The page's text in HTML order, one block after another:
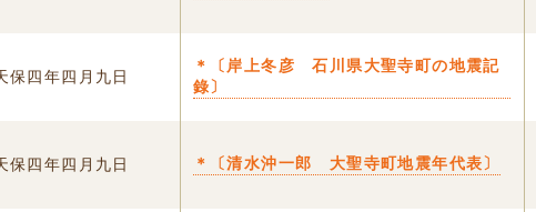
保四年四月九日
＊〔岸上冬彦 石川県大聖寺町の地震記
錄〕
保四年四月九日 ＊〔清水沖一郎 大聖寺町地震年代表〕